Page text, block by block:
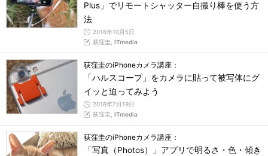
Plus」でリモートシャッター自撮り棒を使う方
法
2016年10月5日
荻窪圭, ITmedia
荻窪圭のiPhoneカメラ講座：
「ハルスコープ」をカメラに貼って被写体にグ
イッと迫ってみよう
2016年7月19日
荻窪圭, ITmedia
荻窪圭のiPhoneカメラ講座：
「写真（Photos）」アプリで明るさ・色・傾き